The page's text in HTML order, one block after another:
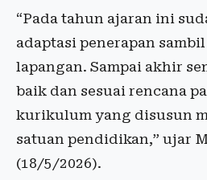
“Pada tahun ajaran ini
adaptasi penerapan
lapangan. Sampai akhir
baik dan sesuai rencana
kurikulum yang disusun
satuan pendidikan,” ujar
(18/5/2026).